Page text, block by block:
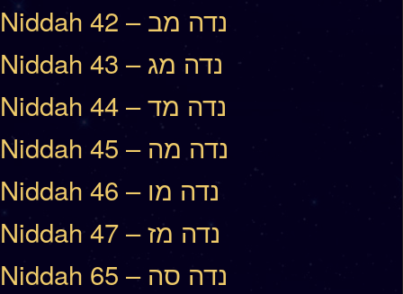
Niddah 42 – נדה מב
Niddah 43 – נדה מג
Niddah 44 – נדה מד
Niddah 45 – נדה מה
Niddah 46 – נדה מו
Niddah 47 – נדה מז
Niddah 65 – נדה סה